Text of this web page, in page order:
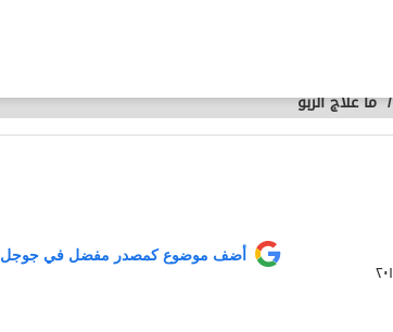
/ما علاج الربو
أضف موضوع كمصدر مفضل في جوجل